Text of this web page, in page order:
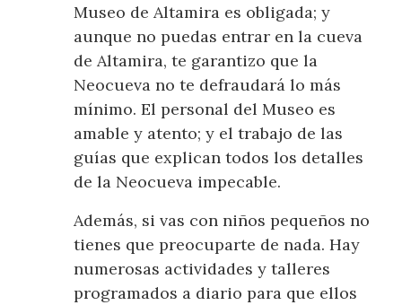
Museo de Altamira es obligada; y
aunque no puedas entrar en la cueva
de Altamira, te garantizo que la
Neocueva no te defraudará lo más
mínimo. El personal del Museo es
amable y atento; y el trabajo de las
guías que explican todos los detalles
de la Neocueva impecable.
Además, si vas con niños pequeños no
tienes que preocuparte de nada. Hay
numerosas actividades y talleres
programados a diario para que ellos